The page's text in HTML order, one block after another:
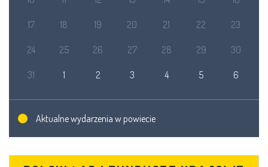
17 18 19 20 21 22 23
24 25 26 27 28 29 30
31 1 2 3 4 5 6
Aktualne wydarzenia w powiecie